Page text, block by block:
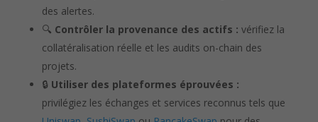
des alertes.
🔍 Contrôler la provenance des actifs : vérifiez la
collatéralisation réelle et les audits on-chain des
projets.
🔒 Utiliser des plateformes éprouvées :
privilégiez les échanges et services reconnus tels que